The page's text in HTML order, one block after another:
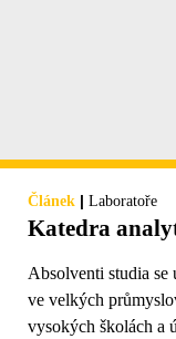
Článek | Laboratoře
Katedra
Absolventi studia se
ve velkých
vysokých školách a